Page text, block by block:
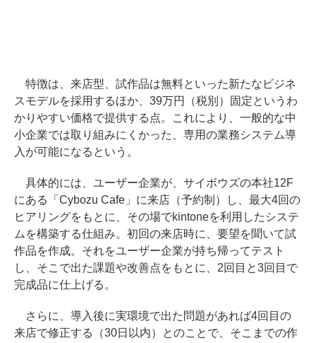
特徴は、来店型、試作品は無料といった新たなビジネ
スモデルを採用するほか、39万円（税別）固定というわ
かりやすい価格で提供する点。これにより、一般的な中
小企業では取り組みにくかった、専用の業務システム導
入が可能になるという。
具体的には、ユーザー企業が、サイボウズの本社12F
にある「Cybozu Cafe」に来店（予約制）し、最大4回の
ヒアリングをもとに、その場でkintoneを利用したシステ
ムを構築する仕組み。初回の来店時に、要望を聞いて試
作品を作成。それをユーザー企業が持ち帰ってテスト
し、そこで出た課題や改善点をもとに、2回目と3回目で
完成品に仕上げる。
さらに、導入後に実環境で出た問題があれば4回目の
来店で修正する（30日以内）とのことで、そこまでの作